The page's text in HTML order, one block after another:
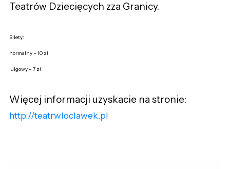
Teatrów Dziecięcych zza Granicy.
Bilety:
normalny – 10 zł
ulgowy – 7 zł
Więcej informacji uzyskacie na stronie:
http://teatrwloclawek.pl